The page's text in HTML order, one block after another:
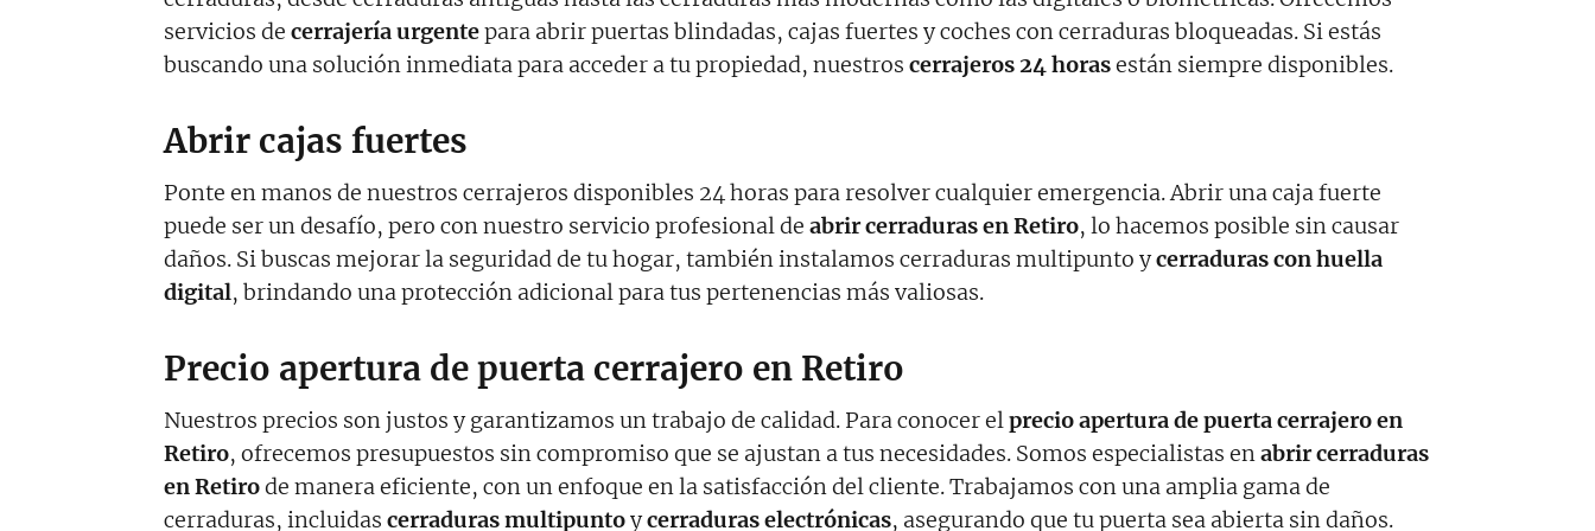
servicios de cerrajería urgentepara abrir puertas blindadas, cajas fuertes y coches con cerraduras bloqueadas. Si estás
buscando una solución inmediata para acceder a tu propiedad, nuestros cerrajeros 24 horasestán siempre disponibles.
Abrir cajas fuertes
Ponte en manos de nuestros cerrajeros disponibles 24 horas para resolver cualquier emergencia. Abrir una caja fuerte
puede ser un desafío, pero con nuestro servicio profesional de abrir cerraduras en Retiro, lo hacemos posible sin causar
daños. Si buscas mejorar la seguridad de tu hogar, también instalamos cerraduras multipunto ycerraduras con huella
digital, brindando una protección adicional para tus pertenencias más valiosas.
Precio apertura de puerta cerrajero en Retiro
Nuestros precios son justos y garantizamos un trabajo de calidad. Para conocer elprecio apertura de puerta cerrajero en
Retiro, ofrecemos presupuestos sin compromiso que se ajustan a tus necesidades. Somos especialistas enabrir cerraduras
en Retirode manera eficiente, con un enfoque en la satisfacción del cliente. Trabajamos con una amplia gama de
cerraduras, incluidas cerraduras multipuntoycerraduras electrónicas, asegurando que tu puerta sea abierta sin daños.